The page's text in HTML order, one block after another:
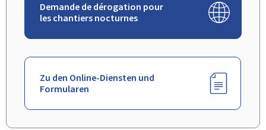
Demande de dérogation pour
les chantiers nocturnes
Zu den Online-Diensten und
Formularen